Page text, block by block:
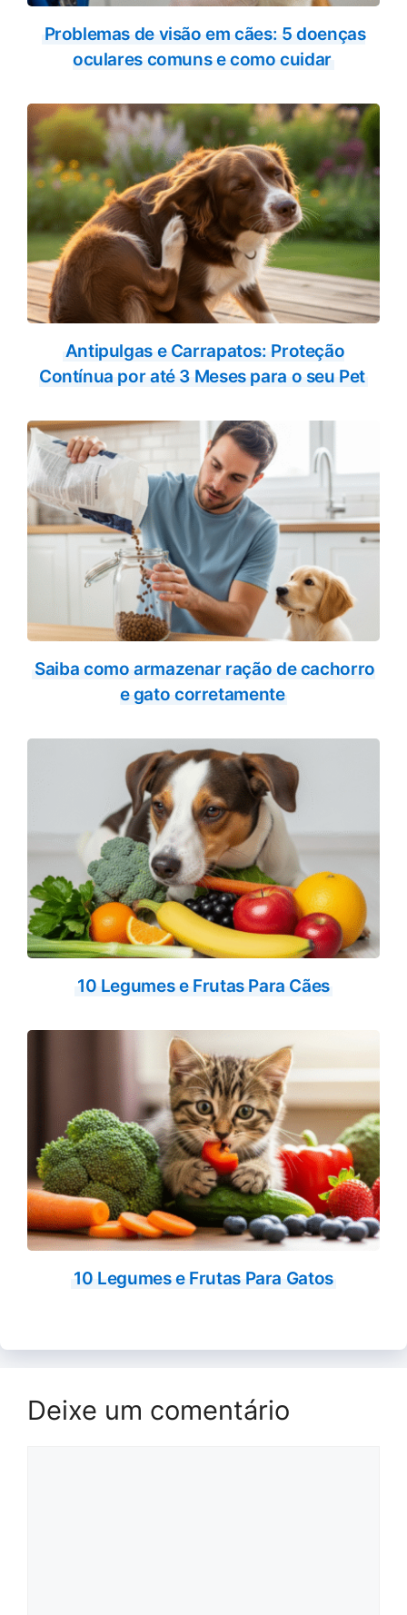
Problemas de visão em cães: 5 doenças
oculares comuns e como cuidar
Antipulgas e Carrapatos: Proteção
Contínua por até 3 Meses para o seu Pet
Saiba como armazenar ração de cachorro
e gato corretamente
10 Legumes e Frutas Para Cães
10 Legumes e Frutas Para Gatos
Deixe um comentário